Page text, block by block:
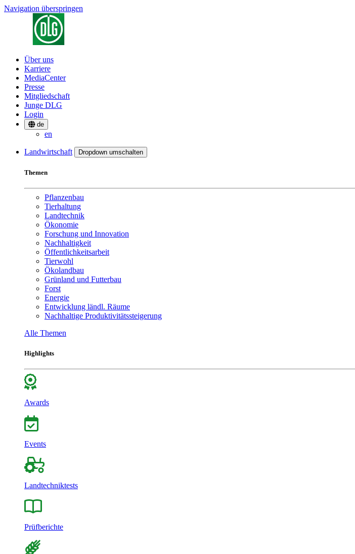
Navigation überspringen
Über uns
Karriere
MediaCenter
Presse
Mitgliedschaft
Junge DLG
Login
de
en
Landwirtschaft Dropdown umschalten
Themen
Pflanzenbau
Tierhaltung
Landtechnik
Ökonomie
Forschung und Innovation
Nachhaltigkeit
Öffentlichkeitsarbeit
Tierwohl
Ökolandbau
Grünland und Futterbau
Forst
Energie
Entwicklung ländl. Räume
Nachhaltige Produktivitätssteigerung
Alle Themen
Highlights
Awards
Events
Landtechniktests
Prüfberichte